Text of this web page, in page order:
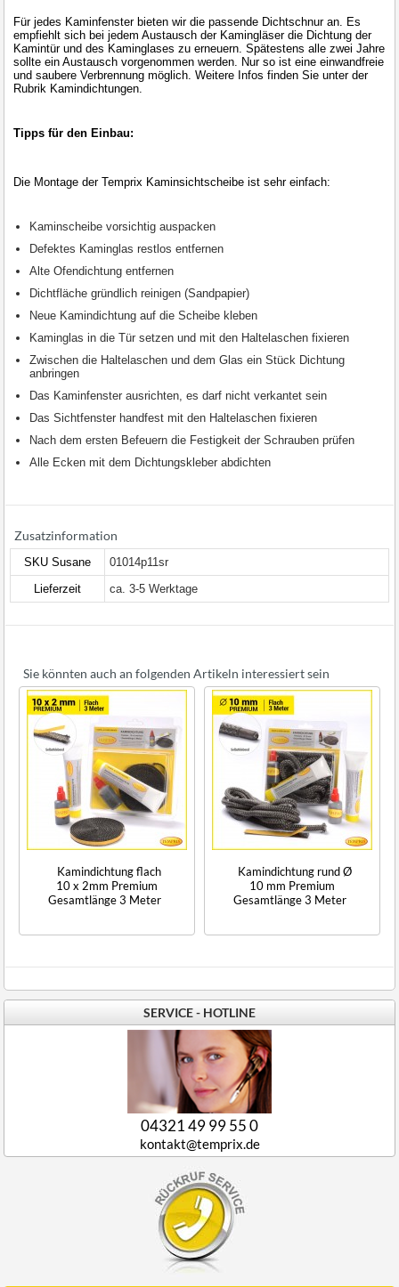
Für jedes Kaminfenster bieten wir die passende Dichtschnur an. Es
empfiehlt sich bei jedem Austausch der Kamingläser die Dichtung der
Kamintür und des Kaminglases zu erneuern. Spätestens alle zwei Jahre
sollte ein Austausch vorgenommen werden. Nur so ist eine einwandfreie
und saubere Verbrennung möglich. Weitere Infos finden Sie unter der
Rubrik Kamindichtungen.
Tipps für den Einbau:
Die Montage der Temprix Kaminsichtscheibe ist sehr einfach:
Kaminscheibe vorsichtig auspacken
Defektes Kaminglas restlos entfernen
Alte Ofendichtung entfernen
Dichtfläche gründlich reinigen (Sandpapier)
Neue Kamindichtung auf die Scheibe kleben
Kaminglas in die Tür setzen und mit den Haltelaschen fixieren
Zwischen die Haltelaschen und dem Glas ein Stück Dichtung
anbringen
Das Kaminfenster ausrichten, es darf nicht verkantet sein
Das Sichtfenster handfest mit den Haltelaschen fixieren
Nach dem ersten Befeuern die Festigkeit der Schrauben prüfen
Alle Ecken mit dem Dichtungskleber abdichten
Zusatzinformation
SKU Susane
01014p11sr
Lieferzeit
ca. 3-5 Werktage
Sie könnten auch an folgenden Artikeln interessiert sein
Kamindichtung flach
10 x 2mm Premium
Gesamtlänge 3 Meter
Kamindichtung rund Ø
10 mm Premium
Gesamtlänge 3 Meter
SERVICE - HOTLINE
04321 49 99 55 0
kontakt@temprix.de